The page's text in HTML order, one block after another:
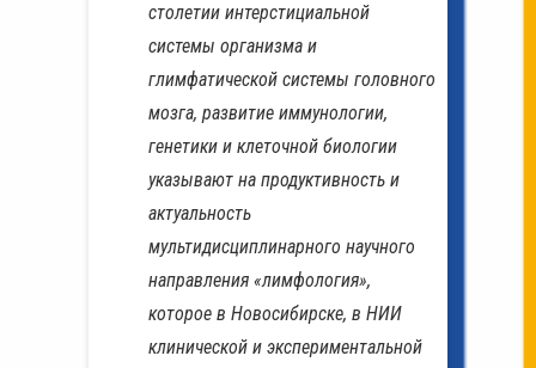
столетии интерстициальной
системы организма и
глимфатической системы головного
мозга, развитие иммунологии,
генетики и клеточной биологии
указывают на продуктивность и
актуальность
мультидисциплинарного научного
направления «лимфология»,
которое в Новосибирске, в НИИ
клинической и экспериментальной